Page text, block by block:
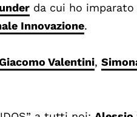
da cui ho
Innovazione.
Valentini,